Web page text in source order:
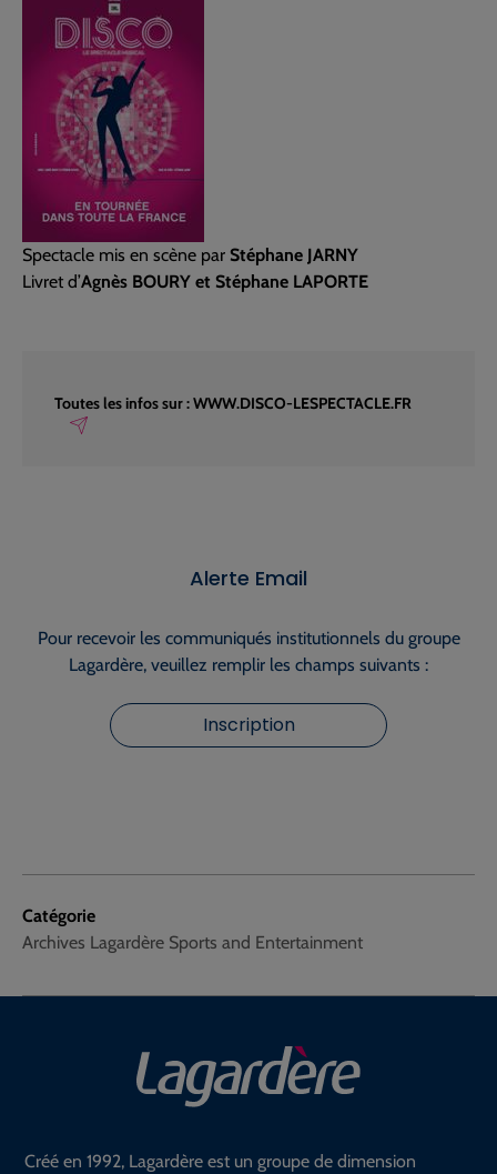
Catégorie
Archives Lagardère Sports and Entertainment
Spectacle mis en scène par Stéphane JARNY
Livret d’Agnès BOURY et Stéphane LAPORTE
Toutes les infos sur : WWW.DISCO-LESPECTACLE.FR
Alerte Email
Pour recevoir les communiqués institutionnels du groupe
Lagardère, veuillez remplir les champs suivants :
Inscription
Créé en 1992, Lagardère est un groupe de dimension